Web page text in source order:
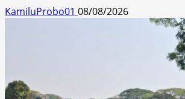
KamiluProbo01 08/08/2026